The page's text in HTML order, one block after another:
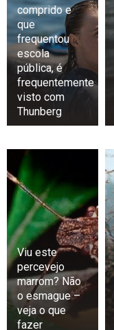
comprido e
que
frequentou
escola
pública, é
frequentemente
visto com
Thunberg
Viu este
percevejo
marrom? Não
o esmague –
veja o que
fazer